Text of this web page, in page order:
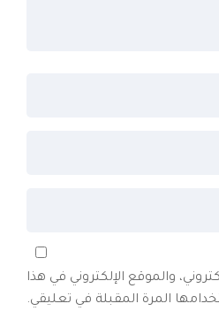
والموقع الإلكتروني في هذا
المرة المقبلة في تعليقي.